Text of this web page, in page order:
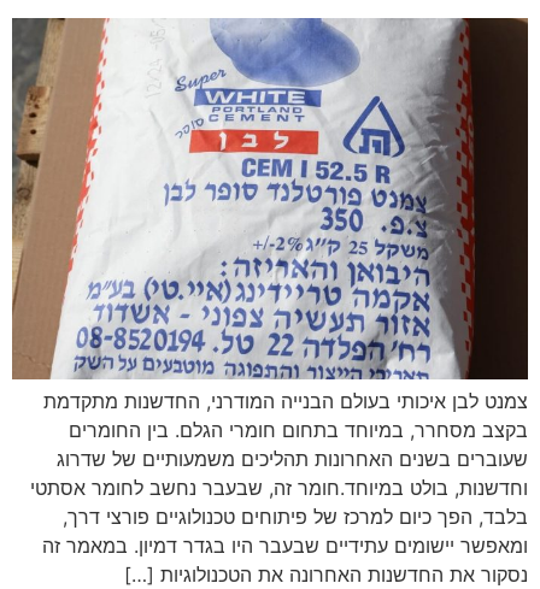
צמנט לבן איכותי בעולם הבנייה המודרני, החדשנות מתקדמת
בקצב מסחרר, במיוחד בתחום חומרי הגלם. בין החומרים
שעוברים בשנים האחרונות תהליכים משמעותיים של שדרוג
וחדשנות, בולט במיוחד.חומר זה, שבעבר נחשב לחומר אסתטי
בלבד, הפך כיום למרכז של פיתוחים טכנולוגיים פורצי דרך,
ומאפשר יישומים עתידיים שבעבר היו בגדר דמיון. במאמר זה
נסקור את החדשנות האחרונה את הטכנולוגיות […]